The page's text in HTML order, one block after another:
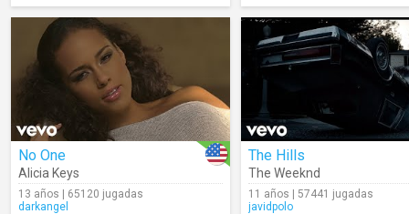
No One
Alicia Keys
13 años | 65120 jugadas
darkangel
The Hills
The Weeknd
11 años | 57441 jugadas
javidpolo